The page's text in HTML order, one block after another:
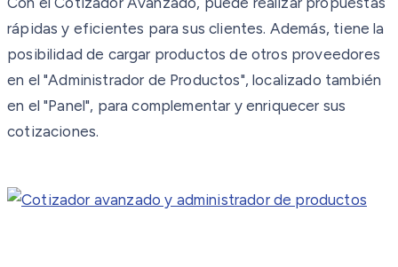
rápidas y eficientes para sus clientes. Además, tiene la
posibilidad de cargar productos de otros proveedores
en el "Administrador de Productos", localizado también
en el "Panel", para complementar y enriquecer sus
cotizaciones.